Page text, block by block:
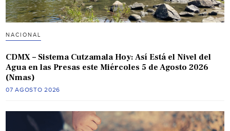
NACIONAL
CDMX – Sistema Cutzamala Hoy: Así Está el Nivel del
Agua en las Presas este Miércoles 5 de Agosto 2026
(Nmas)
07 AGOSTO 2026